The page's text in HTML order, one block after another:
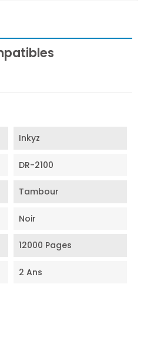
Inkyz
DR-2100
Tambour
Noir
12000 Pages
2 Ans